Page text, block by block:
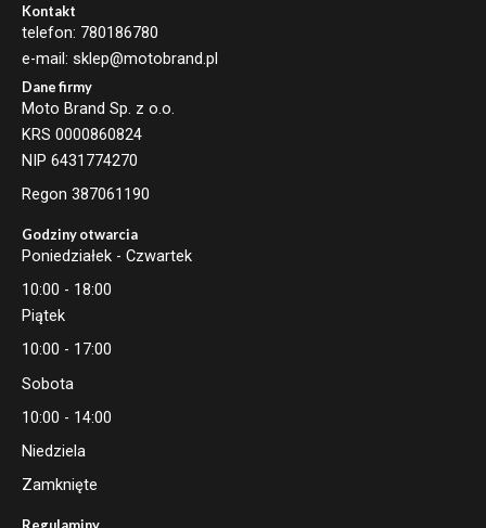
lKontakt
telefon: 780186780
e-mail: sklep@motobrand.pl
Dane firmy
Moto Brand Sp. z o.o.
KRS 0000860824
NIP 6431774270
Regon 387061190
Godziny otwarcia
Poniedziałek - Czwartek
10:00 - 18:00
Piątek
10:00 - 17:00
Sobota
10:00 - 14:00
Niedziela
Zamknięte
Regulaminy